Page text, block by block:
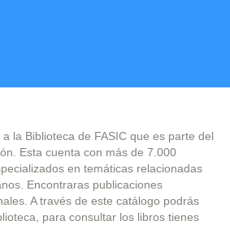
la Biblioteca de FASIC que es parte del
Esta cuenta con más de 7.000
en temáticas relacionadas
Encontraras publicaciones
A través de este catálogo podrás
para consultar los libros tienes